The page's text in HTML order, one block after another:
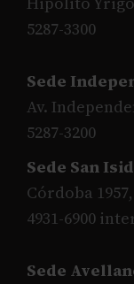
5287-3300
Sede
Av.
5287-3200
Sede San
Córdoba
4931-6900
Sede